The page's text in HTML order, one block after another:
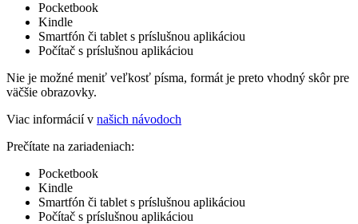
Pocketbook
Kindle
Smartfón či tablet s príslušnou aplikáciou
Počítač s príslušnou aplikáciou
Nie je možné meniť veľkosť písma, formát je preto vhodný skôr pre
väčšie obrazovky.
Viac informácií v našich návodoch
Prečítate na zariadeniach:
Pocketbook
Kindle
Smartfón či tablet s príslušnou aplikáciou
Počítač s príslušnou aplikáciou